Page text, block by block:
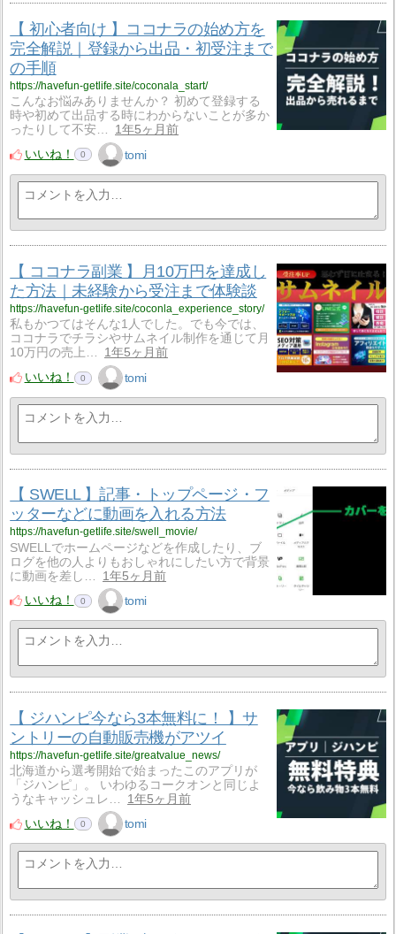
【 初心者向け 】ココナラの始め方を
完全解説｜登録から出品・初受注まで
の手順
https://havefun-getlife.site/coconala_start/
こんなお悩みありませんか？ 初めて登録する
時や初めて出品する時にわからないことが多か
ったりして不安…
1年5ヶ月前
いいね！
0 tomi
【 ココナラ副業 】月10万円を達成し
た方法｜未経験から受注まで体験談
https://havefun-getlife.site/coconla_experience_story/
私もかつてはそんな1人でした。でも今では、
ココナラでチラシやサムネイル制作を通じて月
10万円の売上…
1年5ヶ月前
いいね！
0 tomi
【 SWELL 】記事・トップページ・フ
ッターなどに動画を入れる方法
https://havefun-getlife.site/swell_movie/
SWELLでホームページなどを作成したり、ブ
ログを他の人よりもおしゃれにしたい方で背景
に動画を差し…
1年5ヶ月前
いいね！
0 tomi
【 ジハンピ今なら3本無料に！ 】サ
ントリーの自動販売機がアツイ
https://havefun-getlife.site/greatvalue_news/
北海道から選考開始で始まったこのアプリが
「ジハンピ」。 いわゆるコークオンと同じよ
うなキャッシュレ…
1年5ヶ月前
いいね！
0 tomi